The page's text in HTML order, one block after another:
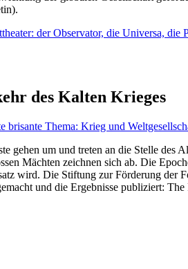
der Observator, die Universa, die
des Kalten Krieges
brisante Thema: Krieg und
gehen um und treten an die Stelle
Mächten zeichnen sich ab. Die
wird. Die Stiftung zur Förderung
und die Ergebnisse publiziert: